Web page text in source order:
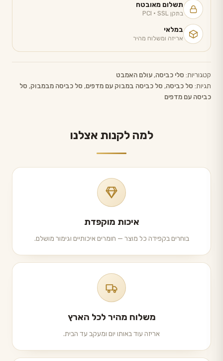
תשלום מאובטח
בתקן PCI · SSL
במלאי
אריזה ומשלוח מהיר
קטגוריות: סלי כביסה, עולם האמבט
תגיות: סל כביסה, סל כביסה במבוק עם מדפים, סל כביסה מבמבוק, סל
כביסה עם מדפים
למה לקנות אצלנו
איכות מוקפדת
בוחרים בקפידה כל מוצר — חומרים איכותיים וגימור מושלם.
משלוח מהיר לכל הארץ
אריזה עוד באותו יום ומעקב עד הבית.